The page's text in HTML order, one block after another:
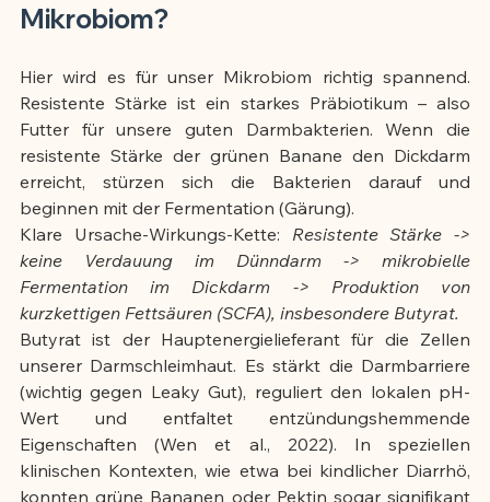
Mikrobiom?
Hier wird es für unser Mikrobiom richtig spannend.
Resistente Stärke ist ein starkes Präbiotikum – also
Futter für unsere guten Darmbakterien. Wenn die
resistente Stärke der grünen Banane den Dickdarm
erreicht, stürzen sich die Bakterien darauf und
beginnen mit der Fermentation (Gärung).
Klare Ursache-Wirkungs-Kette: Resistente Stärke ->
keine Verdauung im Dünndarm -> mikrobielle
Fermentation im Dickdarm -> Produktion von
kurzkettigen Fettsäuren (SCFA), insbesondere Butyrat.
Butyrat ist der Hauptenergielieferant für die Zellen
unserer Darmschleimhaut. Es stärkt die Darmbarriere
(wichtig gegen Leaky Gut), reguliert den lokalen pH-
Wert und entfaltet entzündungshemmende
Eigenschaften (Wen et al., 2022). In speziellen
klinischen Kontexten, wie etwa bei kindlicher Diarrhö,
konnten grüne Bananen oder Pektin sogar signifikant